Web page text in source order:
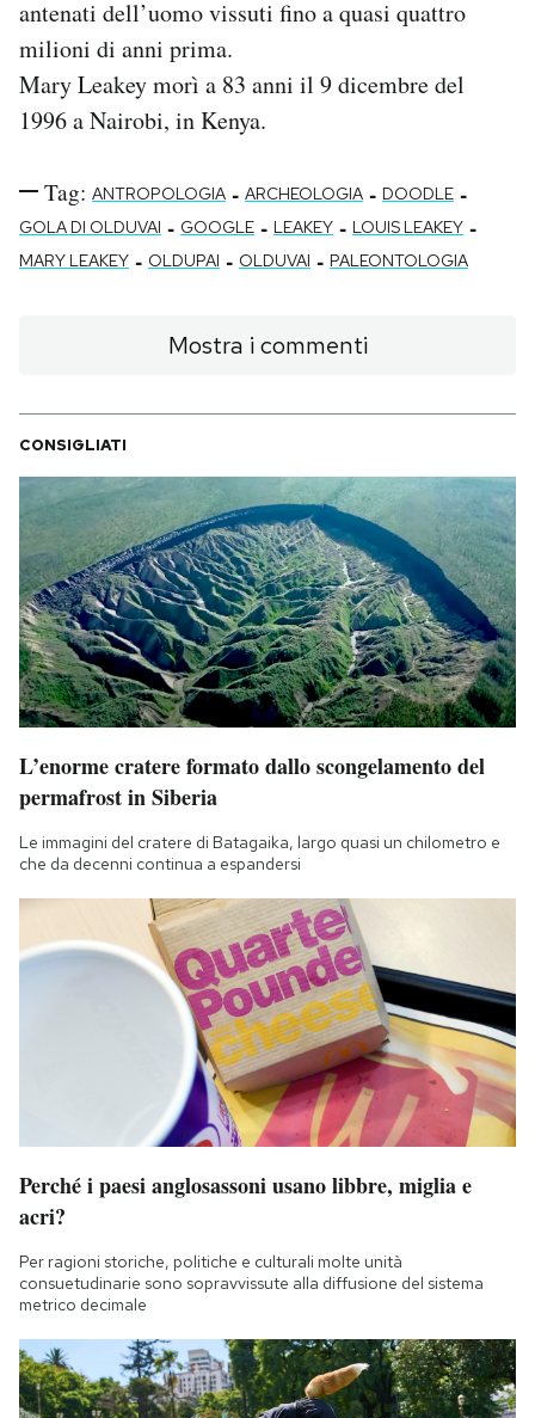
antenati dell’uomo vissuti fino a quasi quattro
milioni di anni prima.
Mary Leakey morì a 83 anni il 9 dicembre del
1996 a Nairobi, in Kenya.
Tag: ANTROPOLOGIA - ARCHEOLOGIA - DOODLE -
GOLA DI OLDUVAI - GOOGLE - LEAKEY - LOUIS LEAKEY -
MARY LEAKEY - OLDUPAI - OLDUVAI - PALEONTOLOGIA
Mostra i commenti
CONSIGLIATI
L’enorme cratere formato dallo scongelamento del
permafrost in Siberia
Le immagini del cratere di Batagaika, largo quasi un chilometro e
che da decenni continua a espandersi
Perché i paesi anglosassoni usano libbre, miglia e
acri?
Per ragioni storiche, politiche e culturali molte unità
consuetudinarie sono sopravvissute alla diffusione del sistema
metrico decimale